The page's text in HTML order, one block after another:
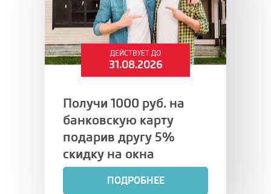
ДЕЙСТВУЕТ ДО
31.08.2026
Получи 1000 руб. на
банковскую карту
подарив другу 5%
скидку на окна
ПОДРОБНЕЕ